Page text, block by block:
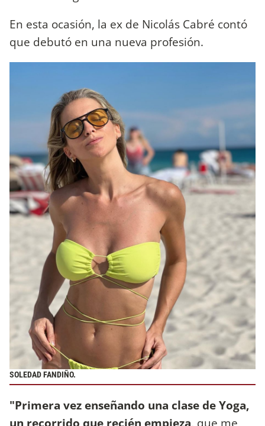
En esta ocasión, la ex de Nicolás Cabré contó
que debutó en una nueva profesión.
SOLEDAD FANDIÑO.
"Primera vez enseñando una clase de Yoga,
un recorrido que recién empieza, que me